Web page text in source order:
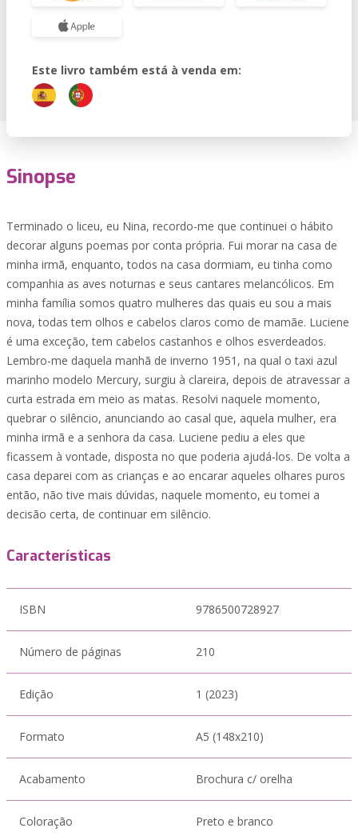
Este livro também está à venda em:
Sinopse
Terminado o liceu, eu Nina, recordo-me que continuei o hábito
decorar alguns poemas por conta própria. Fui morar na casa de
minha irmã, enquanto, todos na casa dormiam, eu tinha como
companhia as aves noturnas e seus cantares melancólicos. Em
minha família somos quatro mulheres das quais eu sou a mais
nova, todas tem olhos e cabelos claros como de mamãe. Luciene
é uma exceção, tem cabelos castanhos e olhos esverdeados.
Lembro-me daquela manhã de inverno 1951, na qual o taxi azul
marinho modelo Mercury, surgiu à clareira, depois de atravessar a
curta estrada em meio as matas. Resolvi naquele momento,
quebrar o silêncio, anunciando ao casal que, aquela mulher, era
minha irmã e a senhora da casa. Luciene pediu a eles que
ficassem à vontade, disposta no que poderia ajudá-los. De volta a
casa deparei com as crianças e ao encarar aqueles olhares puros
então, não tive mais dúvidas, naquele momento, eu tomei a
decisão certa, de continuar em silêncio.
Características
ISBN 9786500728927
Número de páginas 210
Edição 1 (2023)
Formato A5 (148x210)
Acabamento Brochura c/ orelha
Coloração Preto e branco